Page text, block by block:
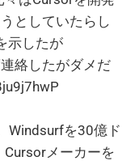
としていたらし
示したが
絡したがダメだ
Windsurfを30億ド
メーカーを